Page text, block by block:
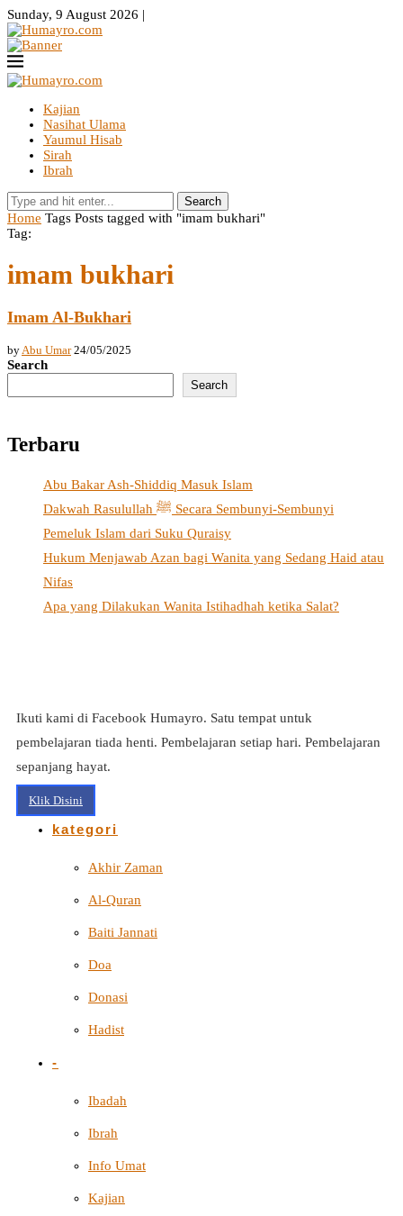
Sunday, 9 August 2026 |
Kajian
Nasihat Ulama
Yaumul Hisab
Sirah
Ibrah
Search
Home Tags Posts tagged with "imam bukhari"
Tag:
imam bukhari
Imam Al-Bukhari
by Abu Umar 24/05/2025
Search
Search
Terbaru
Abu Bakar Ash-Shiddiq Masuk Islam
Dakwah Rasulullah ﷺ Secara Sembunyi-Sembunyi
Pemeluk Islam dari Suku Quraisy
Hukum Menjawab Azan bagi Wanita yang Sedang Haid atau
Nifas
Apa yang Dilakukan Wanita Istihadhah ketika Salat?
Ikuti kami di Facebook Humayro. Satu tempat untuk
pembelajaran tiada henti. Pembelajaran setiap hari. Pembelajaran
sepanjang hayat.
Klik Disini
kategori
Akhir Zaman
Al-Quran
Baiti Jannati
Doa
Donasi
Hadist
-
Ibadah
Ibrah
Info Umat
Kajian